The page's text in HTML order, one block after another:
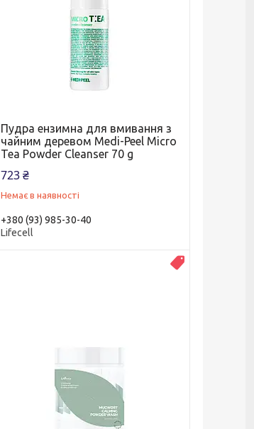
Пудра ензимна для вмивання з
чайним деревом Medi-Peel Micro
Tea Powder Cleanser 70 g
723 ₴
Немає в наявності
+380 (93) 985-30-40
Lifecell